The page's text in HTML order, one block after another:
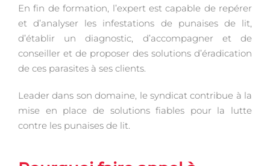
En fin de formation, l’expert est capable de repérer
et d’analyser les infestations de punaises de lit,
d’établir un diagnostic, d’accompagner et de
conseiller et de proposer des solutions d’éradication
de ces parasites à ses clients.
Leader dans son domaine, le syndicat contribue à la
mise en place de solutions fiables pour la lutte
contre les punaises de lit.